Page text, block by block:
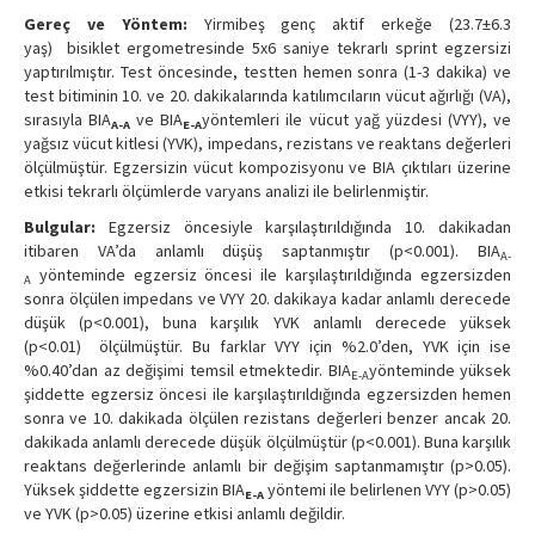
Gereç ve Yöntem: Yirmibeş genç aktif erkeğe (23.7±6.3
yaş) bisiklet ergometresinde 5x6 saniye tekrarlı sprint egzersizi
yaptırılmıştır. Test öncesinde, testten hemen sonra (1-3 dakika) ve
test bitiminin 10. ve 20. dakikalarında katılımcıların vücut ağırlığı (VA),
sırasıyla BIAA-A ve BIAE-Ayöntemleri ile vücut yağ yüzdesi (VYY), ve
yağsız vücut kitlesi (YVK), impedans, rezistans ve reaktans değerleri
ölçülmüştür. Egzersizin vücut kompozisyonu ve BIA çıktıları üzerine
etkisi tekrarlı ölçümlerde varyans analizi ile belirlenmiştir.
Bulgular: Egzersiz öncesiyle karşılaştırıldığında 10. dakikadan
itibaren VA’da anlamlı düşüş saptanmıştır (p<0.001). BIAA-
A yönteminde egzersiz öncesi ile karşılaştırıldığında egzersizden
sonra ölçülen impedans ve VYY 20. dakikaya kadar anlamlı derecede
düşük (p<0.001), buna karşılık YVK anlamlı derecede yüksek
(p<0.01) ölçülmüştür. Bu farklar VYY için %2.0’den, YVK için ise
%0.40’dan az değişimi temsil etmektedir. BIAE-Ayönteminde yüksek
şiddette egzersiz öncesi ile karşılaştırıldığında egzersizden hemen
sonra ve 10. dakikada ölçülen rezistans değerleri benzer ancak 20.
dakikada anlamlı derecede düşük ölçülmüştür (p<0.001). Buna karşılık
reaktans değerlerinde anlamlı bir değişim saptanmamıştır (p>0.05).
Yüksek şiddette egzersizin BIAE-A yöntemi ile belirlenen VYY (p>0.05)
ve YVK (p>0.05) üzerine etkisi anlamlı değildir.